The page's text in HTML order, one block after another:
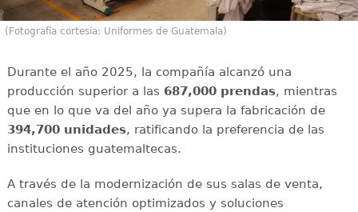
(Fotografía cortesía: Uniformes de Guatemala)
Durante el año 2025, la compañía alcanzó una
producción superior a las 687,000 prendas, mientras
que en lo que va del año ya supera la fabricación de
394,700 unidades, ratificando la preferencia de las
instituciones guatemaltecas.
A través de la modernización de sus salas de venta,
canales de atención optimizados y soluciones